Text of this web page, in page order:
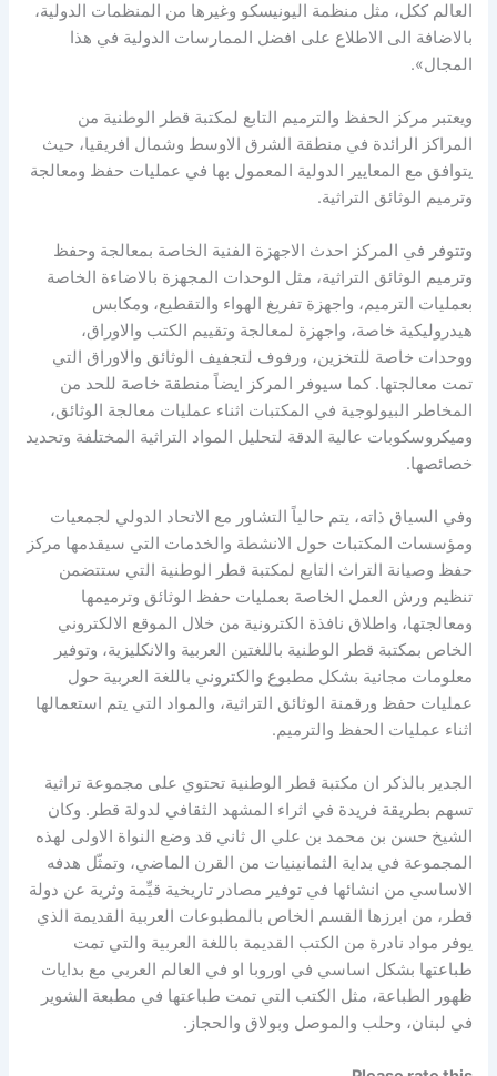
العالم ككل، مثل منظمة اليونيسكو وغيرها من المنظمات الدولية،
بالاضافة الى الاطلاع على افضل الممارسات الدولية في هذا
المجال».
ويعتبر مركز الحفظ والترميم التابع لمكتبة قطر الوطنية من
المراكز الرائدة في منطقة الشرق الاوسط وشمال افريقيا، حيث
يتوافق مع المعايير الدولية المعمول بها في عمليات حفظ ومعالجة
وترميم الوثائق التراثية.
وتتوفر في المركز احدث الاجهزة الفنية الخاصة بمعالجة وحفظ
وترميم الوثائق التراثية، مثل الوحدات المجهزة بالاضاءة الخاصة
بعمليات الترميم، واجهزة تفريغ الهواء والتقطيع، ومكابس
هيدروليكية خاصة، واجهزة لمعالجة وتقييم الكتب والاوراق،
ووحدات خاصة للتخزين، ورفوف لتجفيف الوثائق والاوراق التي
تمت معالجتها. كما سيوفر المركز ايضاً منطقة خاصة للحد من
المخاطر البيولوجية في المكتبات اثناء عمليات معالجة الوثائق،
وميكروسكوبات عالية الدقة لتحليل المواد التراثية المختلفة وتحديد
خصائصها.
وفي السياق ذاته، يتم حالياً التشاور مع الاتحاد الدولي لجمعيات
ومؤسسات المكتبات حول الانشطة والخدمات التي سيقدمها مركز
حفظ وصيانة التراث التابع لمكتبة قطر الوطنية التي ستتضمن
تنظيم ورش العمل الخاصة بعمليات حفظ الوثائق وترميمها
ومعالجتها، واطلاق نافذة الكترونية من خلال الموقع الالكتروني
الخاص بمكتبة قطر الوطنية باللغتين العربية والانكليزية، وتوفير
معلومات مجانية بشكل مطبوع والكتروني باللغة العربية حول
عمليات حفظ ورقمنة الوثائق التراثية، والمواد التي يتم استعمالها
اثناء عمليات الحفظ والترميم.
الجدير بالذكر ان مكتبة قطر الوطنية تحتوي على مجموعة تراثية
تسهم بطريقة فريدة في اثراء المشهد الثقافي لدولة قطر. وكان
الشيخ حسن بن محمد بن علي ال ثاني قد وضع النواة الاولى لهذه
المجموعة في بداية الثمانينيات من القرن الماضي، وتمثّل هدفه
الاساسي من انشائها في توفير مصادر تاريخية قيِّمة وثرية عن دولة
قطر، من ابرزها القسم الخاص بالمطبوعات العربية القديمة الذي
يوفر مواد نادرة من الكتب القديمة باللغة العربية والتي تمت
طباعتها بشكل اساسي في اوروبا او في العالم العربي مع بدايات
ظهور الطباعة، مثل الكتب التي تمت طباعتها في مطبعة الشوير
في لبنان، وحلب والموصل وبولاق والحجاز.